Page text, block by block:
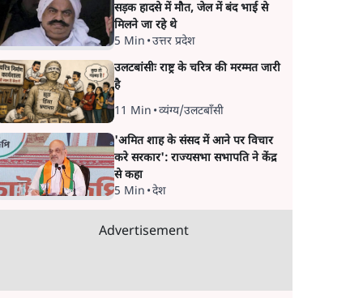
सड़क हादसे में मौत, जेल में बंद भाई से
मिलने जा रहे थे
5 Min •उत्तर प्रदेश
उलटबांसीः राष्ट्र के चरित्र की मरम्मत जारी
है
11 Min •व्यंग्य/उलटबाँसी
'अमित शाह के संसद में आने पर विचार
करे सरकार': राज्यसभा सभापति ने केंद्र
से कहा
5 Min •देश
Advertisement